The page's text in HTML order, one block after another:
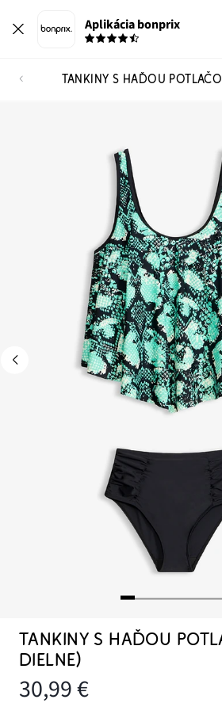
Aplikácia bonprix
TANKINY S HAĎOU
TANKINY S HAĎOU
DIELNE)
30,99 €